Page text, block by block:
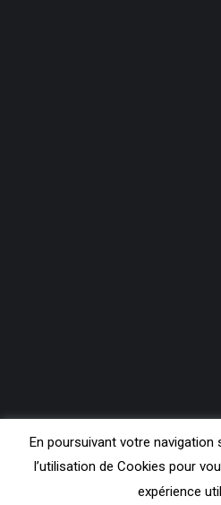
En poursuivant votre
l’utilisation de Cookies pour
expérience